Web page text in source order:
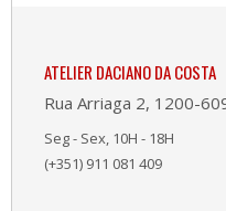
ATELIER DACIANO DA COSTA
Rua Arriaga 2, 1200-
Seg - Sex, 10H - 18H
(+351) 911 081 409